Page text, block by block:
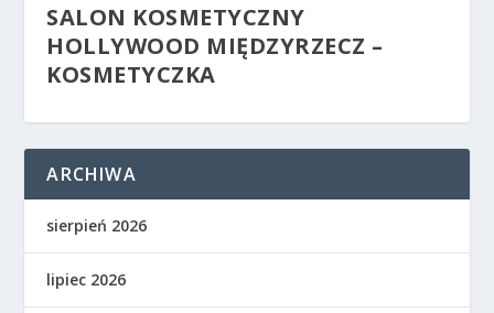
SALON KOSMETYCZNY
HOLLYWOOD MIĘDZYRZECZ –
KOSMETYCZKA
ARCHIWA
sierpień 2026
lipiec 2026